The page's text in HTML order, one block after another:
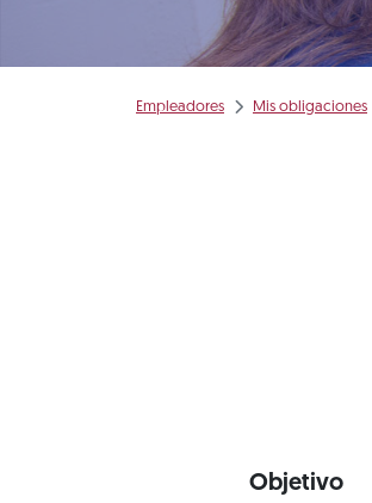
Empleadores Mis obligaciones
Objetivo